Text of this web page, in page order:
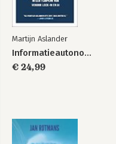
De som van alle
bewijs
Bekijk alle boeken
Overzicht verschenen delen
Martijn Aslander
Informatieautonomie
€ 24,99